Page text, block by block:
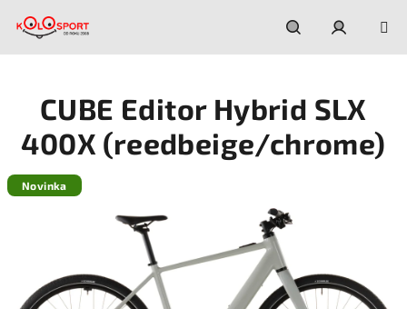
Hľadať
CUBE Editor Hybrid SLX
400X (reedbeige/chrome)
Novinka